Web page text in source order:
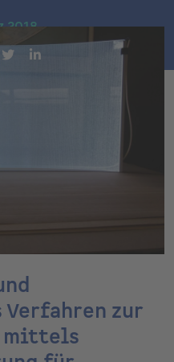
2018
zur
mittels